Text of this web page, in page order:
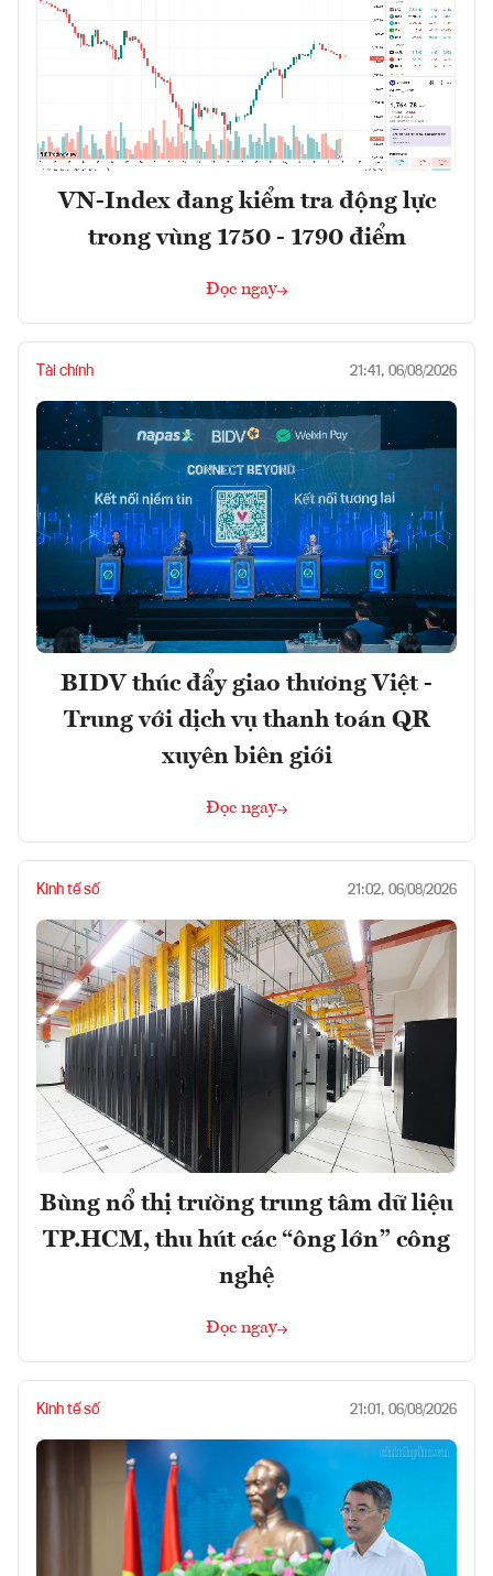
VN-Index đang kiểm tra động lực
trong vùng 1750 - 1790 điểm
Đọc ngay
Tài chính 21:41, 06/08/2026
BIDV thúc đẩy giao thương Việt -
Trung với dịch vụ thanh toán QR
xuyên biên giới
Đọc ngay
Kinh tế số 21:02, 06/08/2026
Bùng nổ thị trường trung tâm dữ liệu
TP.HCM, thu hút các “ông lớn” công
nghệ
Đọc ngay
Kinh tế số 21:01, 06/08/2026